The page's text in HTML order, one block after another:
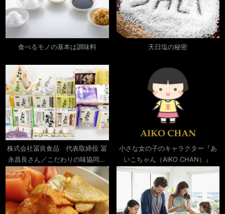
ー
シ
ン
P
o
s
:
:
食べるモノの基本は調味料 天日塩の秘密
株式会社冨良食品 代表取締役 冨
永昌良さん／こだわりの味協同組
合 理事長
小さな女の子のキャラクター『あ
いこちゃん（AIKO CHAN）』